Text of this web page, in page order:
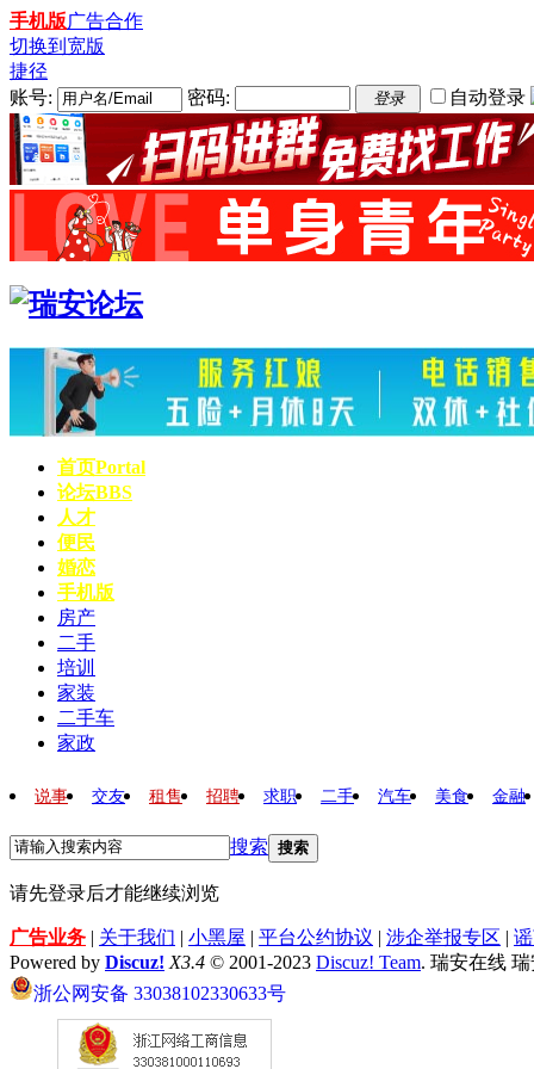
手机版广告合作
切换到宽版
捷径
账号:
密码: 登录 自动登录
首页Portal
论坛BBS
人才
便民
婚恋
手机版
房产
二手
培训
家装
二手车
家政
说事 交友 租售 招聘 求职 二手 汽车 美食 金融
搜索 搜索
请先登录后才能继续浏览
广告业务 | 关于我们 | 小黑屋 | 平台公约协议 | 涉企举报专区 |
Powered by Discuz! X3.4 © 2001-2023 Discuz! Team. 瑞安在线
浙公网安备 33038102330633号